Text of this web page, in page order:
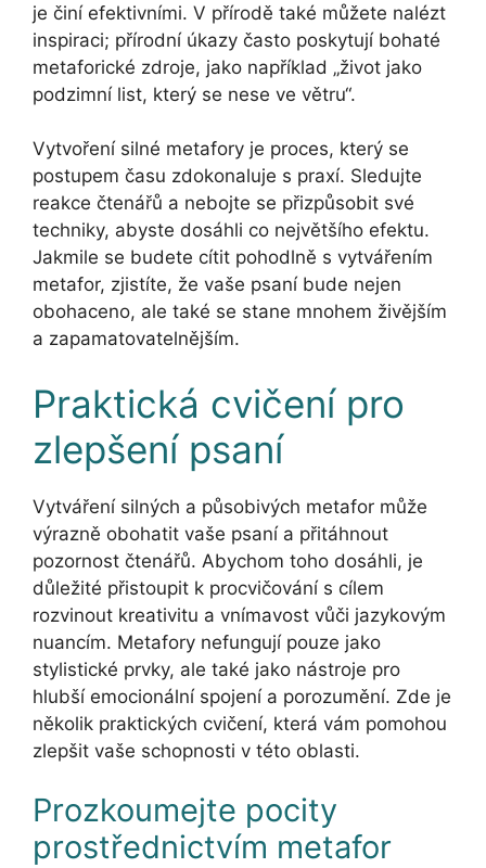
je činí efektivními. V přírodě také můžete nalézt
inspiraci; přírodní úkazy často poskytují bohaté
metaforické zdroje, jako například „život jako
podzimní list, který se nese ve větru“.
Vytvoření silné metafory je proces, který se
postupem času zdokonaluje s praxí. Sledujte
reakce čtenářů a nebojte se přizpůsobit své
techniky, abyste dosáhli co největšího efektu.
Jakmile se budete cítit pohodlně s vytvářením
metafor, zjistíte, že vaše psaní bude nejen
obohaceno, ale také se stane mnohem živějším
a zapamatovatelnějším.
Praktická cvičení pro
zlepšení psaní
Vytváření silných a působivých metafor může
výrazně obohatit vaše psaní a přitáhnout
pozornost čtenářů. Abychom toho dosáhli, je
důležité přistoupit k procvičování s cílem
rozvinout kreativitu a vnímavost vůči jazykovým
nuancím. Metafory nefungují pouze jako
stylistické prvky, ale také jako nástroje pro
hlubší emocionální spojení a porozumění. Zde je
několik praktických cvičení, která vám pomohou
zlepšit vaše schopnosti v této oblasti.
Prozkoumejte pocity
prostřednictvím metafor